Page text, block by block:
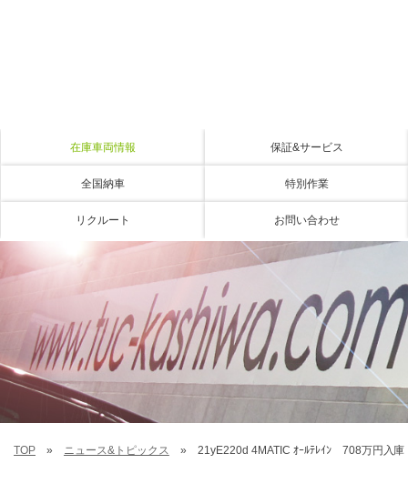
在庫車両情報 保証&サービス
全国納車 特別作業
リクルート お問い合わせ
TOP ニュース&トピックス 21yE220d 4MATIC ｵｰﾙﾃﾚｲﾝ 708万円入庫